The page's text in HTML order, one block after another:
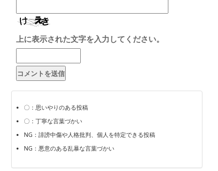
上に表示された文字を入力してください。
〇：思いやりのある投稿
〇：丁寧な言葉づかい
NG：誹謗中傷や人格批判、個人を特定できる投稿
NG：悪意のある乱暴な言葉づかい